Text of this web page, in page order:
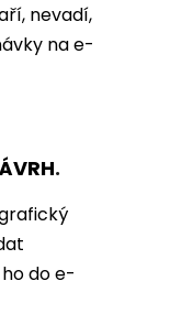
nevadí,
na e-
.
do e-